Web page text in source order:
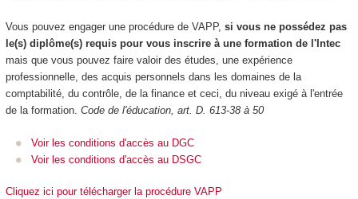
Vous pouvez engager une procédure de VAPP, si vous ne possédez pas
le(s) diplôme(s) requis pour vous inscrire à une formation de l'Intec
mais que vous pouvez faire valoir des études, une expérience
professionnelle, des acquis personnels dans les domaines de la
comptabilité, du contrôle, de la finance et ceci, du niveau exigé à l'entrée
de la formation. Code de l'éducation, art. D. 613-38 à 50
Voir les conditions d'accès au DGC
Voir les conditions d'accès au DSGC
Cliquez ici pour télécharger la procédure VAPP